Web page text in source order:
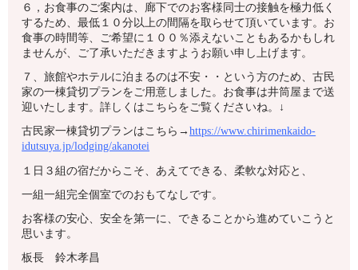
６，お食事のご案内は、廊下でのお客様同士の接触を極力低く
するため、最低１０分以上の間隔を取らせて頂いています。お
食事の時間等、ご希望に１００％添えないこともあるかもしれ
ませんが、ご了承いただきますようお願い申し上げます。
７、旅館やホテルに泊まるのは不安・・という方のため、古民
家の一棟貸切プランをご用意しました。お食事は井筒屋まで送
迎いたします。詳しくはこちらをご覧くださいね。↓
古民家一棟貸切プランはこちら→https://www.chirimenkaido-
idutsuya.jp/lodging/akanotei
１日３組の宿だからこそ、あえてできる、柔軟な対応と、
一組一組完全個室でのおもてなしです。
お客様の安心、安全を第一に、できることから進めていこうと
思います。
板長 鈴木孝昌